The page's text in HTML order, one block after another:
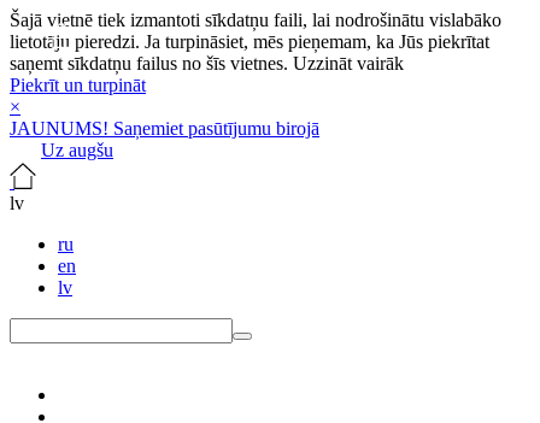
Šajā vietnē tiek izmantoti sīkdatņu faili, lai nodrošinātu vislabāko
lietotāju pieredzi. Ja turpināsiet, mēs pieņemam, ka Jūs piekrītat
saņemt sīkdatņu failus no šīs vietnes. Uzzināt vairāk
Piekrīt un turpināt
×
JAUNUMS! Saņemiet pasūtījumu birojā
Uz augšu
lv
ru
en
lv